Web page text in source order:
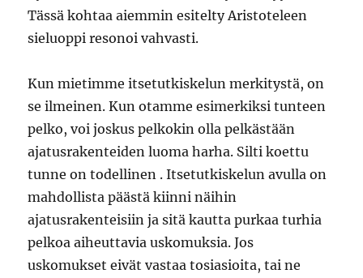
Tässä kohtaa aiemmin esitelty Aristoteleen
sieluoppi resonoi vahvasti.
Kun mietimme itsetutkiskelun merkitystä, on
se ilmeinen. Kun otamme esimerkiksi tunteen
pelko, voi joskus pelkokin olla pelkästään
ajatusrakenteiden luoma harha. Silti koettu
tunne on todellinen . Itsetutkiskelun avulla on
mahdollista päästä kiinni näihin
ajatusrakenteisiin ja sitä kautta purkaa turhia
pelkoa aiheuttavia uskomuksia. Jos
uskomukset eivät vastaa tosiasioita, tai ne